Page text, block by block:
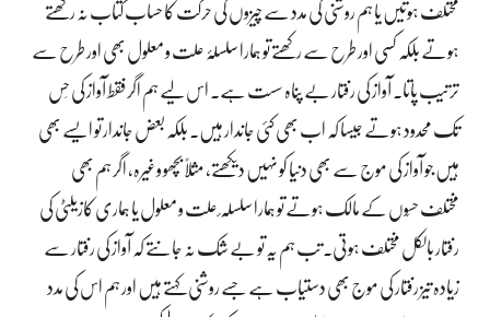
مختلف ہوتیں یا ہم روشنی کی مدد سے چیزوں کی حرکت کا حساب کتاب نہ رکھتے
ہوتے بلکہ کسی اور طرح سے رکھتے تو ہمارا سلسلۂ علت و معلول بھی اور طرح سے
ترتیب پاتا۔ آواز کی رفتار بے پناہ سست ہے۔ اس لیے ہم اگر فقط آواز کی حِس
تک محدود ہوتے جیسا کہ اب بھی کئی جاندار ہیں۔ بلکہ بعض جاندار تو ایسے بھی
ہیں جو آواز کی موج سے بھی دنیا کو نہیں دیکھتے، مثلاً بچھو وغیرہ، اگر ہم بھی
مختلف حسّوں کے مالک ہوتے تو ہمارا سلسلہ ٔ علت و معلول یا ہماری کازیلٹی کی
رفتار بالکل مختلف ہوتی۔ تب ہم یہ تو بے شک نہ جانتے کہ آواز کی رفتار سے
زیادہ تیز رفتار کی موج بھی دستیاب ہے جسے روشنی کہتے ہیں اور ہم اس کی مدد